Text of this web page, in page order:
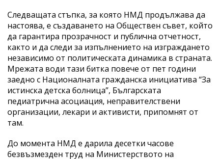
Следващата стъпка, за която НМД продължава да
настоява, е създаването на Обществен съвет, който
да гарантира прозрачност и публична отчетност,
както и да следи за изпълнението на изграждането
независимо от политическата динамика в страната.
Мрежата води тази битка повече от пет години
заедно с Националната гражданска инициатива “За
истинска детска болница”, Българската
педиатрична асоциация, неправителствени
организации, лекари и активисти, припомнят от
там.
До момента НМД е дарила десетки часове
безвъзмезден труд на Министерството на